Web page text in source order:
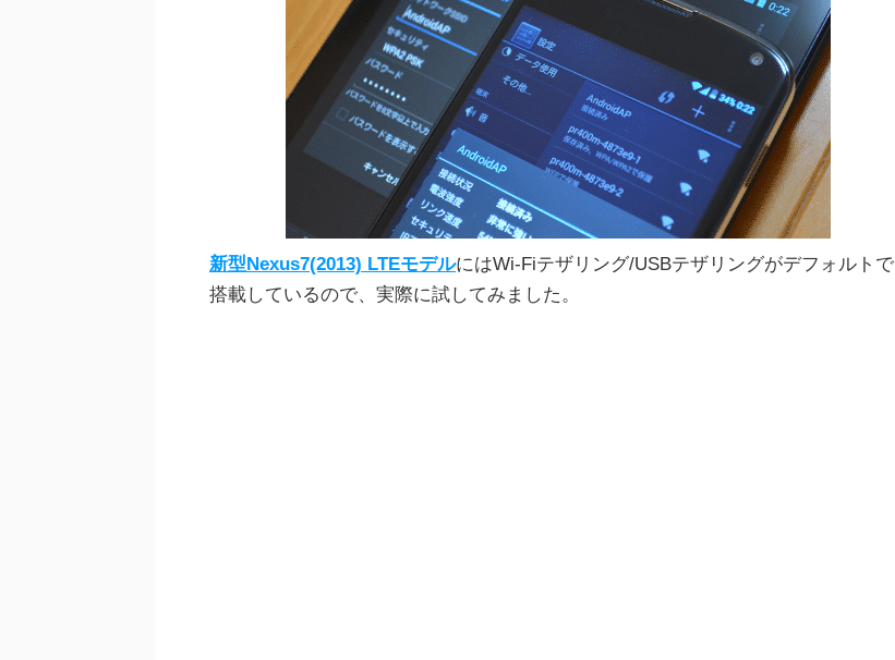
新型Nexus7(2013) LTEモデルにはWi-Fiテザリング/USBテザリングがデフォルトで
搭載しているので、実際に試してみました。